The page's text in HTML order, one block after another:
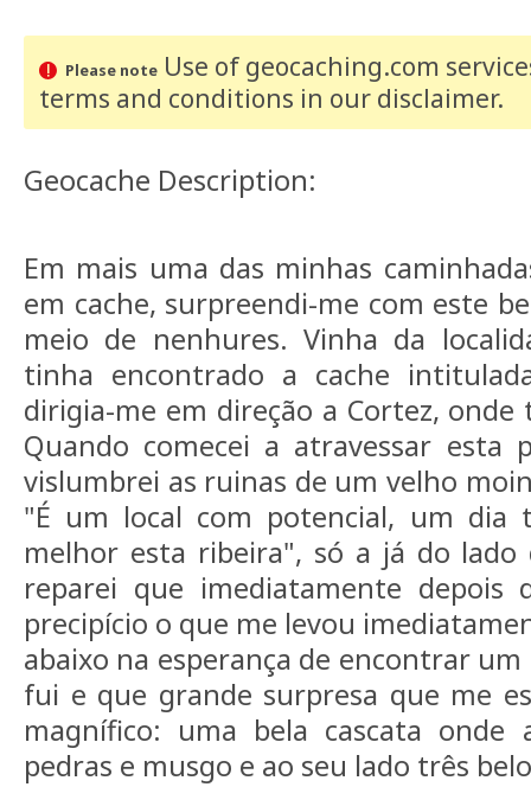
Please noteUse of geocaching.com
terms and conditions in our disclaimer.
Geocache Description:
Em mais uma das minhas
em cache, surpreendi-me com este
meio de nenhures. Vinha da
tinha encontrado a cache
dirigia-me em direção a Cortez,
Quando comecei a atravessar esta
vislumbrei as ruinas de um velho
"É um local com potencial, um dia
melhor esta ribeira", só a já do
reparei que imediatamente depois
precipício o que me levou
abaixo na esperança de encontrar
fui e que grande surpresa que me
magnífico: uma bela cascata onde
pedras e musgo e ao seu lado três